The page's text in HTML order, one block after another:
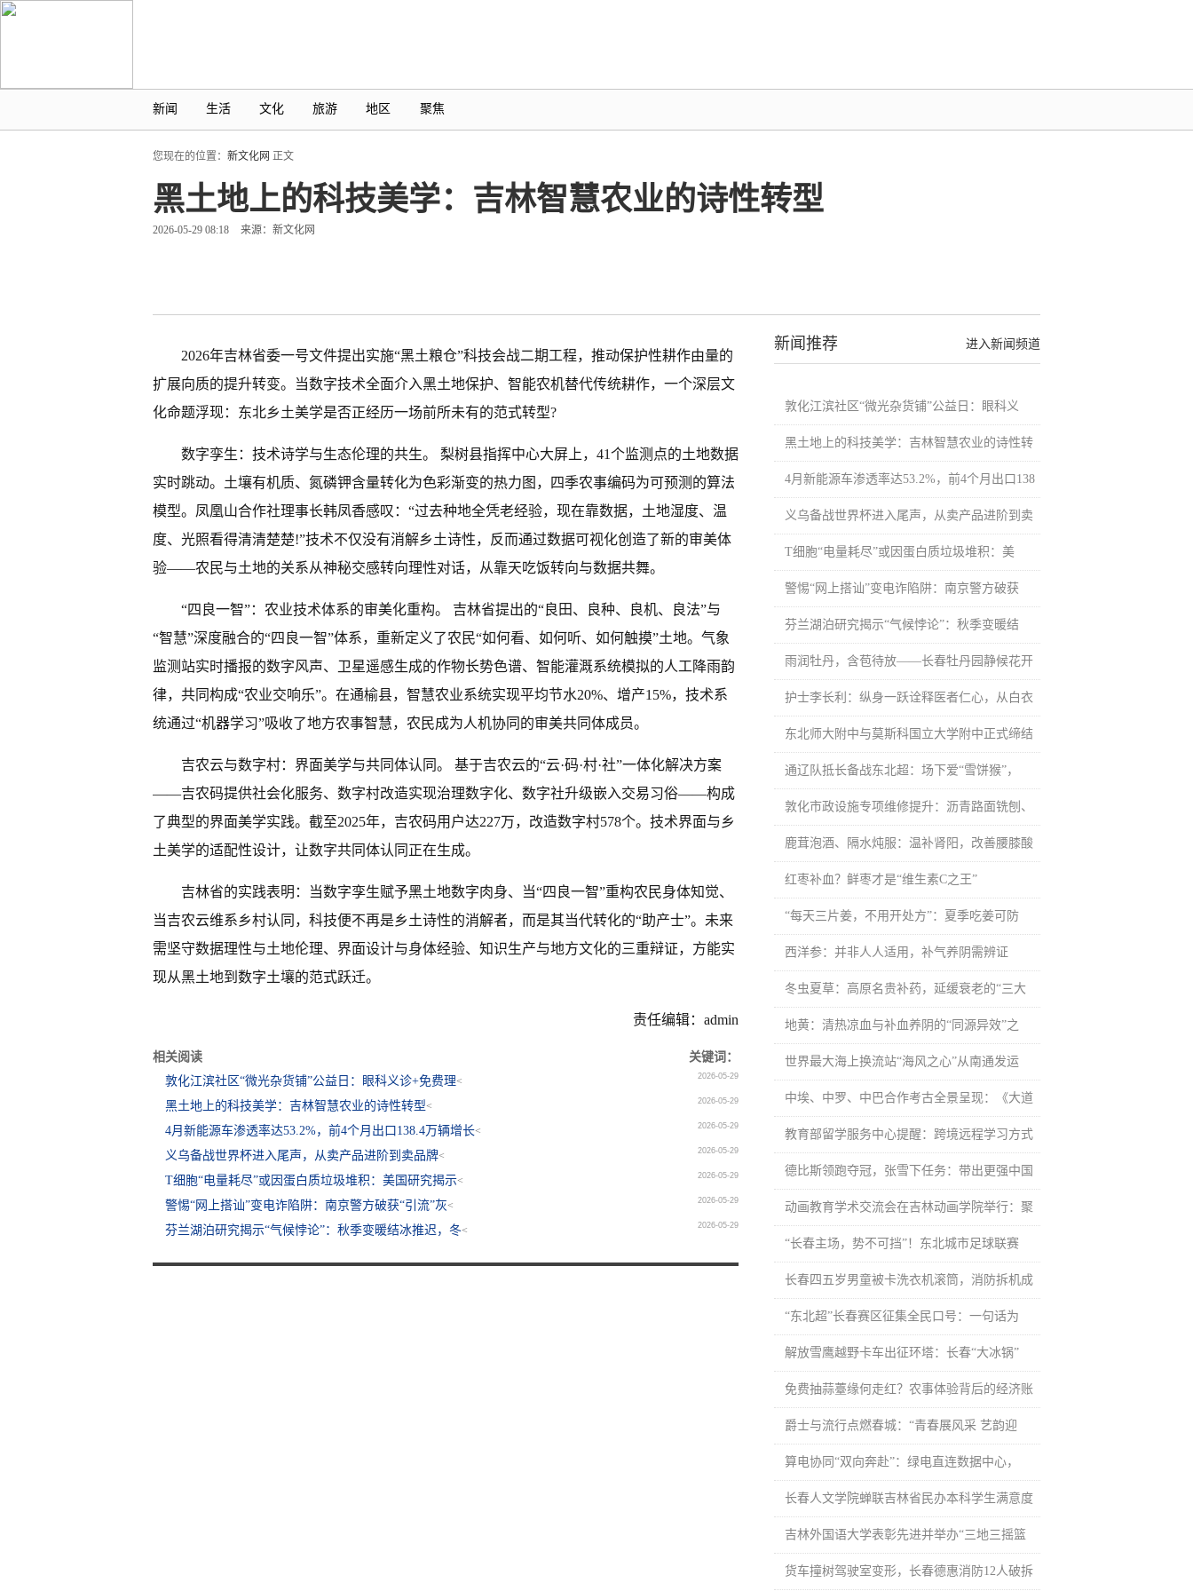
新闻 生活 文化 旅游 地区 聚焦
您现在的位置： 新文化网 正文
黑土地上的科技美学：吉林智慧农业的诗性转型
2026-05-29 08:18 来源：新文化网
2026年吉林省委一号文件提出实施“黑土粮仓”科技会战二期工程，推动保护性耕作由量的
扩展向质的提升转变。当数字技术全面介入黑土地保护、智能农机替代传统耕作，一个深层文
化命题浮现：东北乡土美学是否正经历一场前所未有的范式转型?
数字孪生：技术诗学与生态伦理的共生。 梨树县指挥中心大屏上，41个监测点的土地数据
实时跳动。土壤有机质、氮磷钾含量转化为色彩渐变的热力图，四季农事编码为可预测的算法
模型。凤凰山合作社理事长韩凤香感叹：“过去种地全凭老经验，现在靠数据，土地湿度、温
度、光照看得清清楚楚!”技术不仅没有消解乡土诗性，反而通过数据可视化创造了新的审美体
验——农民与土地的关系从神秘交感转向理性对话，从靠天吃饭转向与数据共舞。
“四良一智”：农业技术体系的审美化重构。 吉林省提出的“良田、良种、良机、良法”与
“智慧”深度融合的“四良一智”体系，重新定义了农民“如何看、如何听、如何触摸”土地。气象
监测站实时播报的数字风声、卫星遥感生成的作物长势色谱、智能灌溉系统模拟的人工降雨韵
律，共同构成“农业交响乐”。在通榆县，智慧农业系统实现平均节水20%、增产15%，技术系
统通过“机器学习”吸收了地方农事智慧，农民成为人机协同的审美共同体成员。
吉农云与数字村：界面美学与共同体认同。 基于吉农云的“云·码·村·社”一体化解决方案
——吉农码提供社会化服务、数字村改造实现治理数字化、数字社升级嵌入交易习俗——构成
了典型的界面美学实践。截至2025年，吉农码用户达227万，改造数字村578个。技术界面与乡
土美学的适配性设计，让数字共同体认同正在生成。
吉林省的实践表明：当数字孪生赋予黑土地数字肉身、当“四良一智”重构农民身体知觉、
当吉农云维系乡村认同，科技便不再是乡土诗性的消解者，而是其当代转化的“助产士”。未来
需坚守数据理性与土地伦理、界面设计与身体经验、知识生产与地方文化的三重辩证，方能实
现从黑土地到数字土壤的范式跃迁。
责任编辑：admin
相关阅读
关键词：
敦化江滨社区“微光杂货铺”公益日：眼科义诊+免费理< 2026-05-29
黑土地上的科技美学：吉林智慧农业的诗性转型< 2026-05-29
4月新能源车渗透率达53.2%，前4个月出口138.4万辆增长< 2026-05-29
义乌备战世界杯进入尾声，从卖产品进阶到卖品牌< 2026-05-29
T细胞“电量耗尽”或因蛋白质垃圾堆积：美国研究揭示< 2026-05-29
警惕“网上搭讪”变电诈陷阱：南京警方破获“引流”灰< 2026-05-29
芬兰湖泊研究揭示“气候悖论”：秋季变暖结冰推迟，冬< 2026-05-29
进入新闻频道
新闻推荐
敦化江滨社区“微光杂货铺”公益日：眼科义
黑土地上的科技美学：吉林智慧农业的诗性转
4月新能源车渗透率达53.2%，前4个月出口138
义乌备战世界杯进入尾声，从卖产品进阶到卖
T细胞“电量耗尽”或因蛋白质垃圾堆积：美
警惕“网上搭讪”变电诈陷阱：南京警方破获
芬兰湖泊研究揭示“气候悖论”：秋季变暖结
雨润牡丹，含苞待放——长春牡丹园静候花开
护士李长利：纵身一跃诠释医者仁心，从白衣
东北师大附中与莫斯科国立大学附中正式缔结
通辽队抵长备战东北超：场下爱“雪饼猴”，
敦化市政设施专项维修提升：沥青路面铣刨、
鹿茸泡酒、隔水炖服：温补肾阳，改善腰膝酸
红枣补血？鲜枣才是“维生素C之王”
“每天三片姜，不用开处方”：夏季吃姜可防
西洋参：并非人人适用，补气养阴需辨证
冬虫夏草：高原名贵补药，延缓衰老的“三大
地黄：清热凉血与补血养阴的“同源异效”之
世界最大海上换流站“海风之心”从南通发运
中埃、中罗、中巴合作考古全景呈现：《大道
教育部留学服务中心提醒：跨境远程学习方式
德比斯领跑夺冠，张雪下任务：带出更强中国
动画教育学术交流会在吉林动画学院举行：聚
“长春主场，势不可挡”！东北城市足球联赛
长春四五岁男童被卡洗衣机滚筒，消防拆机成
“东北超”长春赛区征集全民口号：一句话为
解放雪鹰越野卡车出征环塔：长春“大冰锅”
免费抽蒜薹缘何走红？农事体验背后的经济账
爵士与流行点燃春城：“青春展风采 艺韵迎
算电协同“双向奔赴”：绿电直连数据中心，
长春人文学院蝉联吉林省民办本科学生满意度
吉林外国语大学表彰先进并举办“三地三摇篮
货车撞树驾驶室变形，长春德惠消防12人破拆